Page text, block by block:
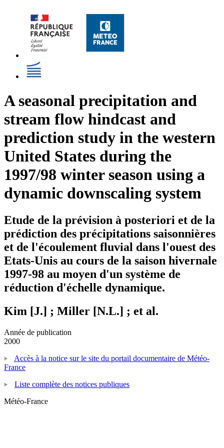
A seasonal precipitation and
stream flow hindcast and
prediction study in the western
United States during the
1997/98 winter season using a
dynamic downscaling system
Etude de la prévision à posteriori et de la
prédiction des précipitations saisonnières
et de l'écoulement fluvial dans l'ouest des
Etats-Unis au cours de la saison hivernale
1997-98 au moyen d'un système de
réduction d'échelle dynamique.
Kim [J.] ; Miller [N.L.] ; et al.
Année de publication
2000
Accès à la notice sur le site du portail documentaire de Météo-
France
Liste complète des notices publiques
Météo-France